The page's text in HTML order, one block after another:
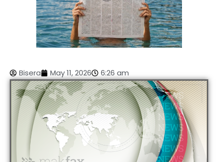
Bisera May 11, 2026 6:26 am